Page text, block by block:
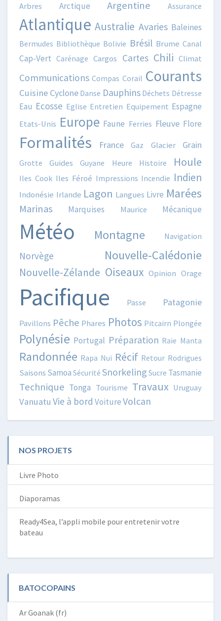
Arbres
Arctique Argentine Assurance
Atlantique Australie Avaries Baleines
Bermudes Bibliothèque Bolivie Brésil Brume Canal
Cap-Vert Carénage Cargos Cartes Chili Climat
Communications Compas Corail Courants
Cuisine Cyclone Danse Dauphins Déchets Détresse
Eau Ecosse Eglise Entretien Equipement Espagne
Etats-Unis Europe Faune Ferries Fleuve Flore
Formalités France Gaz Glacier Grain
Grotte Guides Guyane Heure Histoire Houle
Iles Cook Iles Féroé Impressions Incendie Indien
Indonésie Irlande Lagon Langues Livre Marées
Marinas Marquises Maurice Mécanique
Météo Montagne Navigation
Norvège Nouvelle-Calédonie
Nouvelle-Zélande Oiseaux Opinion Orage
Pacifique Passe Patagonie
Pavillons Pêche Phares Photos Pitcairn Plongée
Polynésie Portugal Préparation Raie Manta
Randonnée Rapa Nui Récif Retour Rodrigues
Saisons Samoa Sécurité Snorkeling Sucre Tasmanie
Technique Tonga Tourisme Travaux Uruguay
Vanuatu Vie à bord VoitureVolcan
NOS PROJETS
Livre Photo
Diaporamas
Ready4Sea, l’appli mobile pour entretenir votre
bateau
BATOCOPAINS
Ar Goanak (fr)